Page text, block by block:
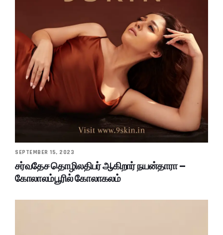
SEPTEMBER 15, 2023
சர்வதேச தொழிலதிபர் ஆகிறார் நயன்தாரா –
கோலாலம்பூரில் கோலாகலம்